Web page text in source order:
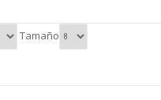
Tamaño